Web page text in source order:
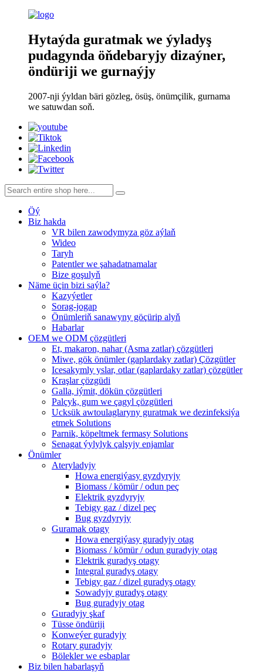
Hytaýda guratmak we ýyladyş
pudagynda öňdebaryjy dizaýner,
öndüriji we gurnaýjy
2007-nji ýyldan bäri gözleg, ösüş, önümçilik, gurnama
we satuwdan soň.
Öý
Biz hakda
VR bilen zawodymyza göz aýlaň
Wideo
Taryh
Patentler we şahadatnamalar
Bize goşulyň
Näme üçin bizi saýla?
Kazyýetler
Sorag-jogap
Önümleriň sanawyny göçürip alyň
Habarlar
OEM we ODM çözgütleri
Et, makaron, nahar (Asma zatlar) çözgütleri
Miwe, gök önümler (gaplardaky zatlar) Çözgütler
Icesakymly yslar, otlar (gaplardaky zatlar) çözgütler
Kraşlar çözgüdi
Galla, iýmit, dökün çözgütleri
Palçyk, gum we çagyl çözgütleri
Ucksük awtoulaglaryny guratmak we dezinfeksiýa
etmek Solutions
Parnik, köpeltmek fermasy Solutions
Senagat ýylylyk çalşyjy enjamlar
Önümler
Ateryladyjy
Howa energiýasy gyzdyryjy
Biomass / kömür / odun peç
Elektrik gyzdyryjy
Tebigy gaz / dizel peç
Bug gyzdyryjy
Guramak otagy
Howa energiýasy guradyjy otag
Biomass / kömür / odun guradyjy otag
Elektrik guradyş otagy
Integral guradyş otagy
Tebigy gaz / dizel guradyş otagy
Sowadyjy guradyş otagy
Bug guradyjy otag
Guradyjy şkaf
Tüsse öndüriji
Konweýer guradyjy
Rotary guradyjy
Bölekler we esbaplar
Biz bilen habarlaşyň